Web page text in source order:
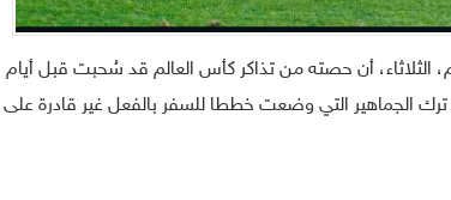
الثلاثاء، أن حصته من تذاكر كأس العالم قد سُحبت قبل أيام
ترك الجماهير التي وضعت خططا للسفر بالفعل غير قادرة على